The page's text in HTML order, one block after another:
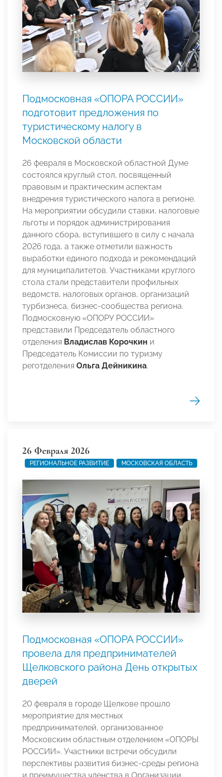
Подмосковная «ОПОРА РОССИИ»
подготовит предложения по
туристическому налогу в
Московской области
26 февраля в Московской областной Думе
состоялся круглый стол, посвященный
правовым и практическим аспектам
внедрения туристического налога в регионе.
На мероприятии обсудили ставки, налоговые
льготы и порядок администрирования
данного сбора, вступившего в силу с начала
2026 года, а также отметили важность
выработки единого подхода и рекомендаций
для муниципалитетов. Участниками круглого
стола стали представители профильных
ведомств, налоговых органов, организаций
турбизнеса, бизнес-сообщества региона.
Подмосковную «ОПОРУ РОССИИ»
представили Председатель областного
отделения Владислав Корочкин и
Председатель Комиссии по туризму
реготделения Ольга Дейникина.
26 Февраля 2026
РЕГИОНАЛЬНОЕ РАЗВИТИЕ МОСКОВСКАЯ ОБЛАСТЬ
Подмосковная «ОПОРА РОССИИ»
провела для предпринимателей
Щелковского района День открытых
дверей
20 февраля в городе Щелкове прошло
мероприятие для местных
предпринимателей, организованное
Московским областным отделением «ОПОРЫ
РОССИИ». Участники встречи обсудили
перспективы развития бизнес-среды региона